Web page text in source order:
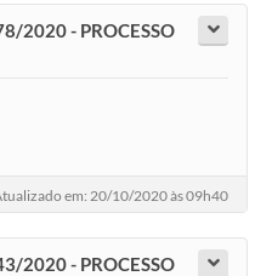
2020 - PROCESSO
em: 20/10/2020 às 09h40
2020 - PROCESSO